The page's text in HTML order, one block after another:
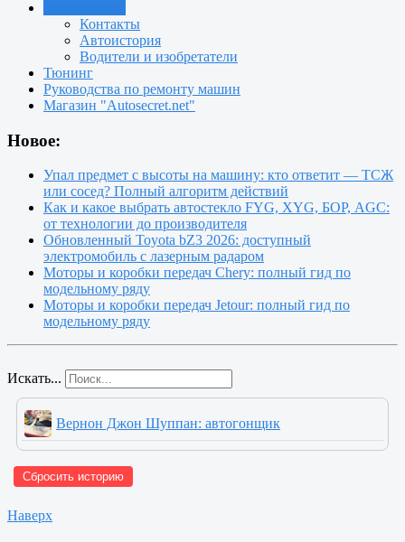
Контакты
Автоистория
Водители и изобретатели
Тюнинг
Руководства по ремонту машин
Магазин "Autosecret.net"
Новое:
Упал предмет с высоты на машину: кто ответит — ТСЖ
или сосед? Полный алгоритм действий
Как и какое выбрать автостекло FYG, XYG, БОР, AGC:
от технологии до производителя
Обновленный Toyota bZ3 2026: доступный
электромобиль с лазерным радаром
Моторы и коробки передач Chery: полный гид по
модельному ряду
Моторы и коробки передач Jetour: полный гид по
модельному ряду
Искать...
Вернон Джон Шуппан: автогонщик
Сбросить историю
Наверх